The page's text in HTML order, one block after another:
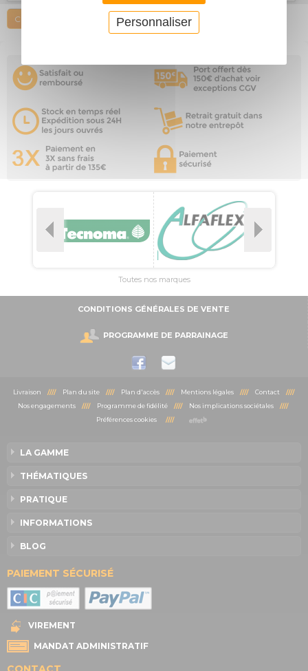
COMPARER
Toutes nos marques
CONDITIONS GÉNÉRALES DE VENTE
PROGRAMME DE PARRAINAGE
Livraison //// Plan du site //// Plan d'accès //// Mentions légales //// Contact ////
Nos engagements//// Programme de fidélité//// Nos implications sociétales////
Préférences cookies
////
LA GAMME
THÉMATIQUES
PRATIQUE
INFORMATIONS
BLOG
PAIEMENT SÉCURISÉ
VIREMENT
MANDAT ADMINISTRATIF
Personnaliser